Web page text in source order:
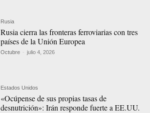
Rusia
Rusia cierra las fronteras ferroviarias con tres
países de la Unión Europea
Octubre - julio 4, 2026
Estados Unidos
«Ocúpense de sus propias tasas de
desnutrición»: Irán responde fuerte a EE.UU.